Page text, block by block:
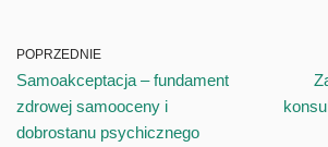
POPRZEDNIE
Samoakceptacja – fundament
zdrowej samooceny i
dobrostanu psychicznego